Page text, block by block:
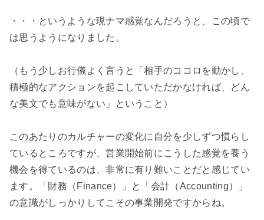
・・・というような現ナマ感覚なんだろうと、この頃で
は思うようになりました。
（もう少しお行儀よく言うと「相手のココロを動かし、
積極的なアクションを起こしていただかなければ、どん
な美文でも意味がない」ということ）
このあたりのカルチャーの変化に自分を少しずつ慣らし
ているところですが、営業開始前にこうした感覚を養う
機会を得ているのは、非常に有り難いことだと感じてい
ます。「財務（Finance）」と「会計（Accounting）」
の意識がしっかりしてこその事業開発ですからね。